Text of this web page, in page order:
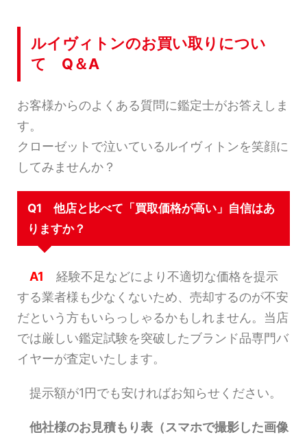
ルイヴィトンのお買い取りについ
て Q＆A
お客様からのよくある質問に鑑定士がお答えしま
す。
クローゼットで泣いているルイヴィトンを笑顔に
してみませんか？
Q1 他店と比べて「買取価格が高い」自信はあ
りますか？
A1 経験不足などにより不適切な価格を提示
する業者様も少なくないため、売却するのが不安
だという方もいらっしゃるかもしれません。当店
では厳しい鑑定試験を突破したブランド品専門バ
イヤーが査定いたします。
提示額が1円でも安ければお知らせください。
他社様のお見積もり表（スマホで撮影した画像